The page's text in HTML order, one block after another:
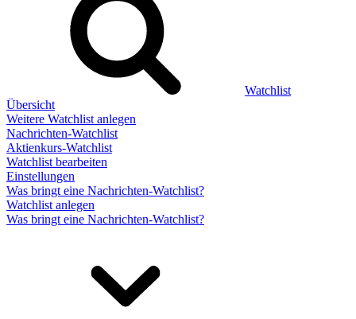
Watchlist
Übersicht
Weitere Watchlist anlegen
Nachrichten-Watchlist
Aktienkurs-Watchlist
Watchlist bearbeiten
Einstellungen
Was bringt eine Nachrichten-Watchlist?
Watchlist anlegen
Was bringt eine Nachrichten-Watchlist?